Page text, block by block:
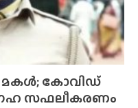
കോവിഡ്
സഫലീകരണം